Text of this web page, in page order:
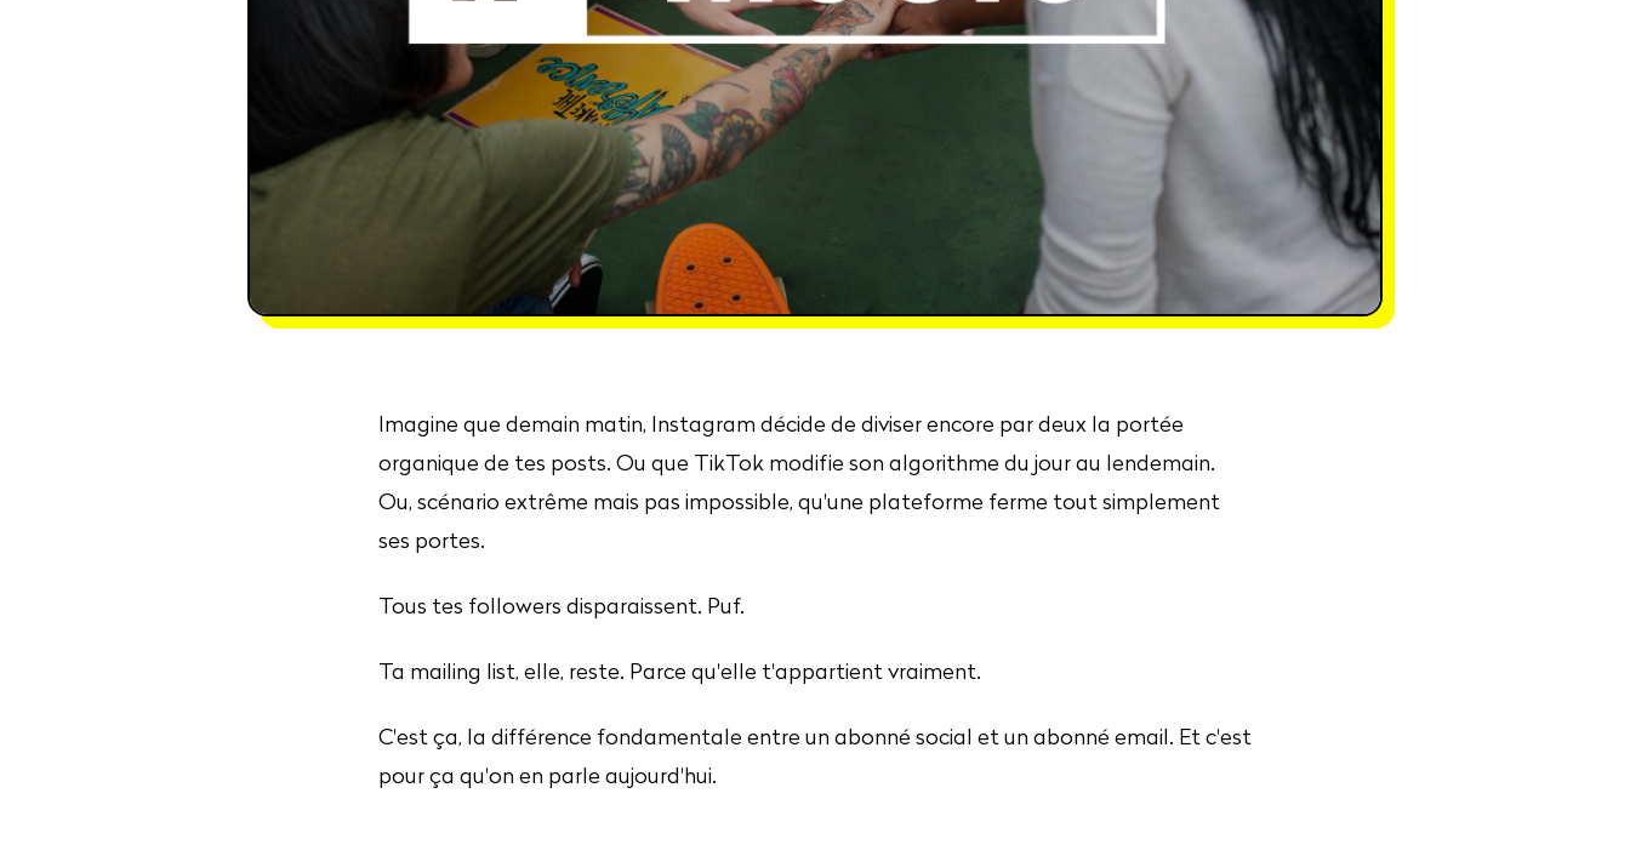
Imagine que demain matin, Instagram décide de diviser encore par deux la portée
organique de tes posts. Ou que TikTok modifie son algorithme du jour au lendemain.
Ou, scénario extrême mais pas impossible, qu'une plateforme ferme tout simplement
ses portes.
Tous tes followers disparaissent. Puf.
Ta mailing list, elle, reste. Parce qu'elle t'appartient vraiment.
C'est ça, la différence fondamentale entre un abonné social et un abonné email. Et c'est
pour ça qu'on en parle aujourd'hui.